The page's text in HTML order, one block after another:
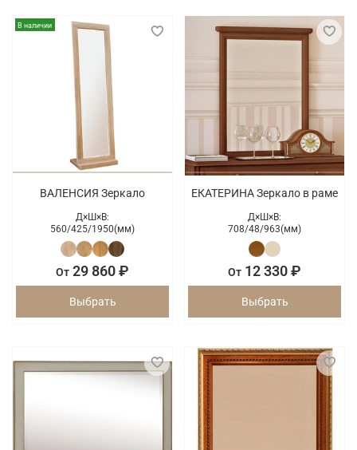
В наличии
ВАЛЕНСИЯ Зеркало
Д×Ш×В:
560/425/1950(мм)
От 29 860 ₽
Выбрать
ЕКАТЕРИНА Зеркало в раме
Д×Ш×В:
708/48/963(мм)
От 12 330 ₽
Выбрать